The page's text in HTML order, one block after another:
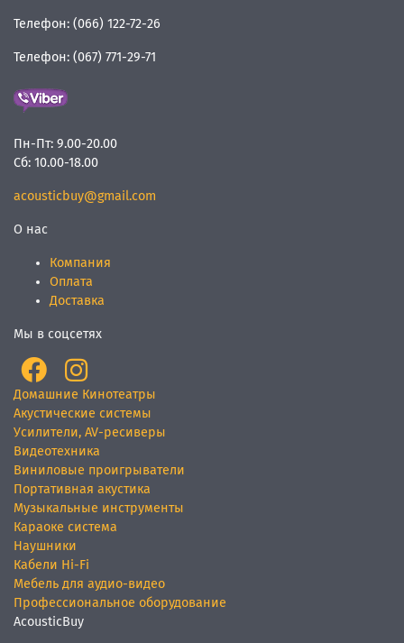
Телефон: (066) 122-72-26
Телефон: (067) 771-29-71
Пн-Пт: 9.00-20.00
Сб: 10.00-18.00
acousticbuy@gmail.com
О нас
Компания
Оплата
Доставка
Мы в соцсетях
Домашние Кинотеатры
Акустические системы
Усилители, AV-ресиверы
Видеотехника
Виниловые проигрыватели
Портативная акустика
Музыкальные инструменты
Караоке система
Наушники
Кабели Hi-Fi
Мебель для аудио-видео
Профессиональное оборудование
AcousticBuy